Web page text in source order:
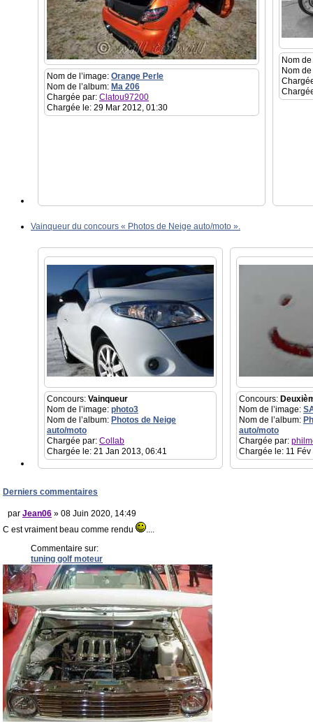
Nom de l’image: Orange Perle
Nom de l’album: Ma 206
Chargée par: Clatou97200
Chargée le: 29 Mar 2012, 01:30
Nom
Nom
Vainqueur du concours « Photos de Neige auto/moto ».
Concours: Vainqueur
Nom de l’image: photo3
Nom de l’album: Photos de Neige
auto/moto
Chargée par: Collab
Chargée le: 21 Jan 2013, 06:41
Concours:
Nom de l’image:
Nom de l’album:
auto/moto
Chargée par:
Chargée le: 11
Derniers commentaires
par Jean06 » 08 Juin 2020, 14:49
C est vraiment beau comme rendu
....
Commentaire sur:
tuning golf moteur